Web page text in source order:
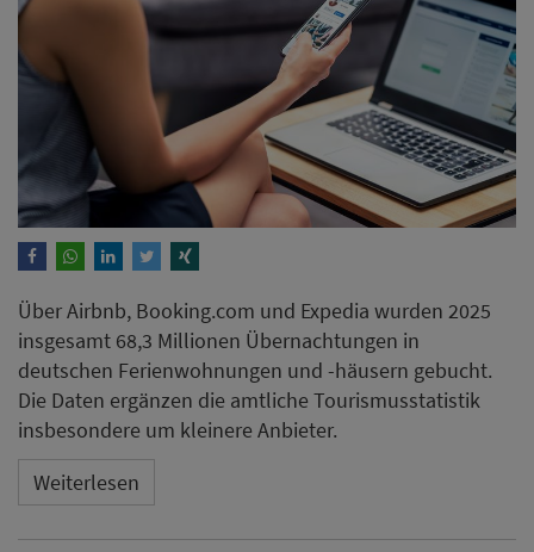
Über Airbnb, Booking.com und Expedia wurden 2025
insgesamt 68,3 Millionen Übernachtungen in
deutschen Ferienwohnungen und -häusern gebucht.
Die Daten ergänzen die amtliche Tourismusstatistik
insbesondere um kleinere Anbieter.
Weiterlesen